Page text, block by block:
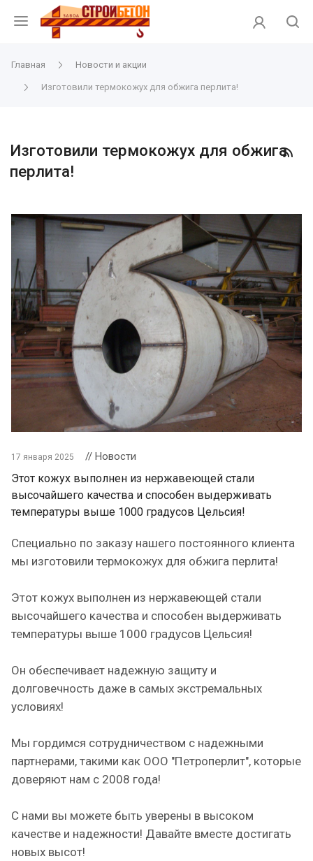
Главная Новости и акции
Изготовили термокожух для обжига перлита!
Изготовили термокожух для обжига
перлита!
17 января 2025 // Новости
Этот кожух выполнен из нержавеющей стали
высочайшего качества и способен выдерживать
температуры выше 1000 градусов Цельсия!
Специально по заказу нашего постоянного клиента
мы изготовили термокожух для обжига перлита!
Этот кожух выполнен из нержавеющей стали
высочайшего качества и способен выдерживать
температуры выше 1000 градусов Цельсия!
Он обеспечивает надежную защиту и
долговечность даже в самых экстремальных
условиях!
Мы гордимся сотрудничеством с надежными
партнерами, такими как ООО "Петроперлит", которые
доверяют нам с 2008 года!
С нами вы можете быть уверены в высоком
качестве и надежности! Давайте вместе достигать
новых высот!